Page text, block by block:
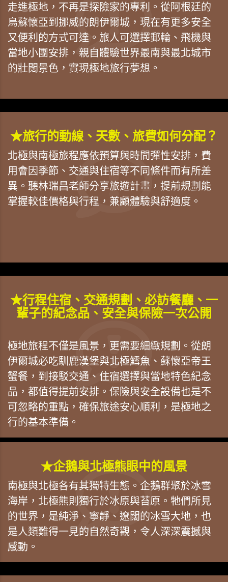
走進極地，不再是探險家的專利。從阿根廷的
烏蘇懷亞到挪威的朗伊爾城，現在有更多安全
又便利的方式可達。旅人可選擇郵輪、飛機與
當地小團安排，親自體驗世界最南與最北城市
的壯闊景色，實現極地旅行夢想。
★旅行的動線、天數、旅費如何分配？
北極與南極旅程應依預算與時間彈性安排，費
用會因季節、交通與住宿等不同條件而有所差
異。聽林瑞昌老師分享旅遊計畫，提前規劃能
掌握較佳價格與行程，兼顧體驗與舒適度。
★行程住宿、交通規劃、必訪餐廳、一
輩子的紀念品、安全與保險一次公開
極地旅程不僅是風景，更需要細緻規劃。從朗
伊爾城必吃馴鹿漢堡與北極鱈魚、蘇懷亞帝王
蟹餐，到接駁交通、住宿選擇與當地特色紀念
品，都值得提前安排。保險與安全設備也是不
可忽略的重點，確保旅途安心順利，是極地之
行的基本準備。
★企鵝與北極熊眼中的風景
南極與北極各有其獨特生態。企鵝群聚於冰雪
海岸，北極熊則獨行於冰原與苔原。牠們所見
的世界，是純淨、寧靜、遼闊的冰雪大地，也
是人類難得一見的自然奇觀，令人深深震撼與
感動。